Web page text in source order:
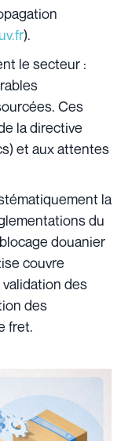
).
le secteur :
Ces
la directive
et aux attentes
la
du
douanier
couvre
validation des
des
fret.